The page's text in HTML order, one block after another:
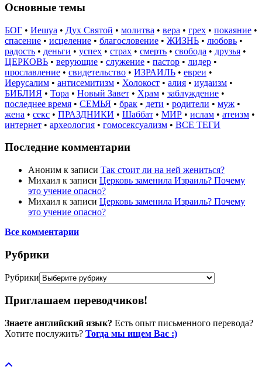
Основные темы
БОГ • Иешуа • Дух Святой • молитва • вера • грех • покаяние •
спасение • исцеление • благословение • ЖИЗНЬ • любовь •
радость • деньги • успех • страх • смерть • свобода • друзья •
ЦЕРКОВЬ • верующие • служение • пастор • лидер •
прославление • свидетельство • ИЗРАИЛЬ • евреи •
Иерусалим • антисемитизм • Холокост • алия • иудаизм •
БИБЛИЯ • Тора • Новый Завет • Храм • заблуждение •
последнее время • СЕМЬЯ • брак • дети • родители • муж •
жена • секс • ПРАЗДНИКИ • Шаббат • МИР • ислам • атеизм •
интернет • археология • гомосексуализм • ВСЕ ТЕГИ
Последние комментарии
Аноним к записи Так стоит ли на ней жениться?
Михаил к записи Церковь заменила Израиль? Почему
это учение опасно?
Михаил к записи Церковь заменила Израиль? Почему
это учение опасно?
Все комментарии
Рубрики
Рубрики
Приглашаем переводчиков!
Знаете английский язык? Есть опыт письменного перевода?
Хотите послужить? Тогда мы ищем Вас :)